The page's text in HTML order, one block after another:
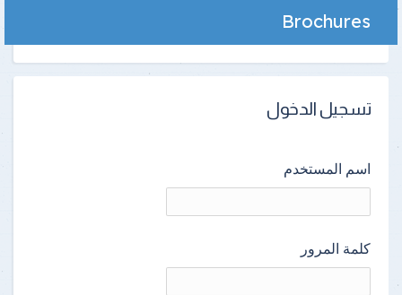
Brochures
تسجيل الدخول
اسم المستخدم
كلمة المرور